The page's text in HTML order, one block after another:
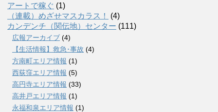
アートで稼ぐ (1)
（連載）めざせマスカラス！
(4)
カンデンチ（関伝地）センター (111)
広報アーカイブ (4)
【生活情報】救急･事故 (4)
方南町エリア情報 (1)
西荻窪エリア情報 (5)
高円寺エリア情報 (33)
高井戸エリア情報 (1)
永福和泉エリア情報 (1)